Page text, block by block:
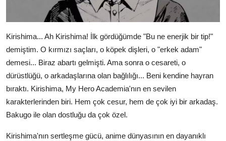
Kirishima... Ah Kirishima! İlk gördüğümde "Bu ne enerjik bir tip!"
demiştim. O kırmızı saçları, o köpek dişleri, o "erkek adam"
demesi... Biraz abartı gelmişti. Ama sonra o cesareti, o
dürüstlüğü, o arkadaşlarına olan bağlılığı... Beni kendine hayran
bıraktı. Kirishima, My Hero Academia'nın en sevilen
karakterlerinden biri. Hem çok cesur, hem de çok iyi bir arkadaş.
Bakugo ile olan dostluğu da çok özel.
Kirishima'nın sertleşme gücü, anime dünyasının en dayanıklı